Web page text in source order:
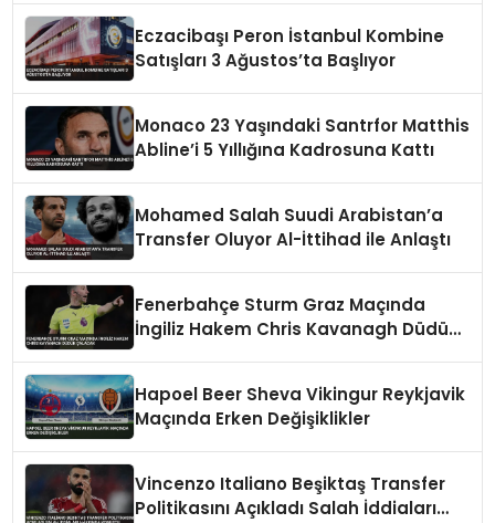
Eczacibaşı Peron İstanbul Kombine
Satışları 3 Ağustos’ta Başlıyor
Monaco 23 Yaşındaki Santrfor Matthis
Abline’i 5 Yıllığına Kadrosuna Kattı
Mohamed Salah Suudi Arabistan’a
Transfer Oluyor Al-İttihad ile Anlaştı
Fenerbahçe Sturm Graz Maçında
İngiliz Hakem Chris Kavanagh Düdük
Hapoel Beer Sheva Vikingur Reykjavik
Maçında Erken Değişiklikler
Vincenzo Italiano Beşiktaş Transfer
Politikasını Açıkladı Salah İddiaları